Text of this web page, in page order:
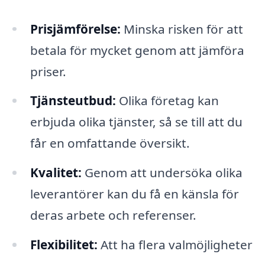
Prisjämförelse: Minska risken för att
betala för mycket genom att jämföra
priser.
Tjänsteutbud: Olika företag kan
erbjuda olika tjänster, så se till att du
får en omfattande översikt.
Kvalitet: Genom att undersöka olika
leverantörer kan du få en känsla för
deras arbete och referenser.
Flexibilitet: Att ha flera valmöjligheter